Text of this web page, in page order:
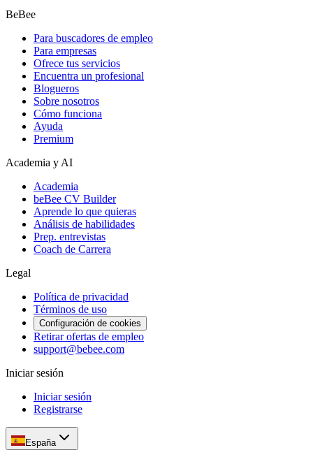
BeBee
Para buscadores de empleo
Para empresas
Ofrece tus servicios
Encuentra un profesional
Blogueros
Sobre nosotros
Cómo funciona
Ayuda
Premium
Academia y AI
Academia
beBee CV Builder
Aprende lo que quieras
Análisis de habilidades
Prep. entrevistas
Coach de Carrera
Legal
Política de privacidad
Términos de uso
Configuración de cookies
Retirar ofertas de empleo
support@bebee.com
Iniciar sesión
Iniciar sesión
Registrarse
España